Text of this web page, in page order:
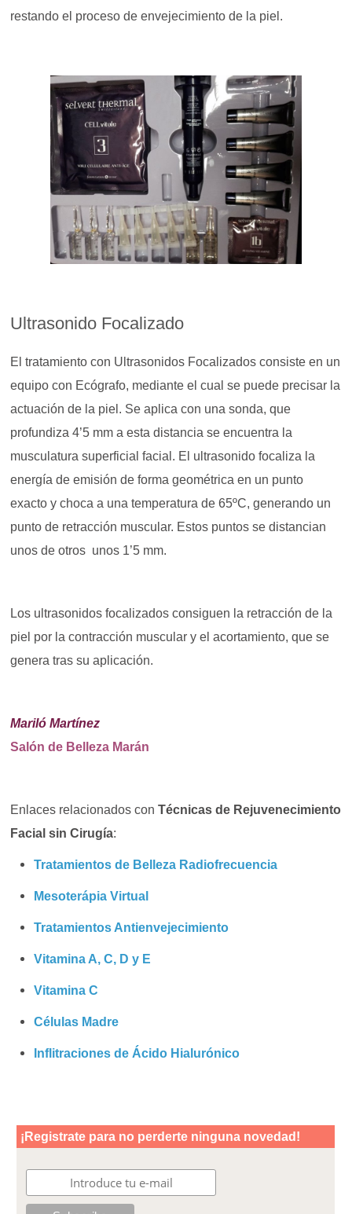
restando el proceso de envejecimiento de la piel.
Ultrasonido Focalizado
El tratamiento con Ultrasonidos Focalizados consiste en un
equipo con Ecógrafo, mediante el cual se puede precisar la
actuación de la piel. Se aplica con una sonda, que
profundiza 4’5 mm a esta distancia se encuentra la
musculatura superficial facial. El ultrasonido focaliza la
energía de emisión de forma geométrica en un punto
exacto y choca a una temperatura de 65ºC, generando un
punto de retracción muscular. Estos puntos se distancian
unos de otros unos 1’5 mm.
Los ultrasonidos focalizados consiguen la retracción de la
piel por la contracción muscular y el acortamiento, que se
genera tras su aplicación.
Mariló Martínez
Salón de Belleza Marán
Enlaces relacionados conTécnicas de Rejuvenecimiento
Facial sinCirugía:
Tratamientos de Belleza Radiofrecuencia
Mesoterápia Virtual
Tratamientos Antienvejecimiento
Vitamina A, C, D y E
Vitamina C
Células Madre
Inflitraciones de Ácido Hialurónico